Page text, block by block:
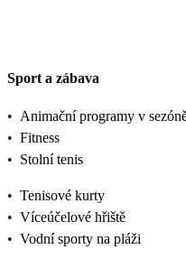
Sport a zábava
• Animační programy v
• Fitness
• Stolní tenis
• Tenisové kurty
• Víceúčelové hřiště
• Vodní sporty na pláži